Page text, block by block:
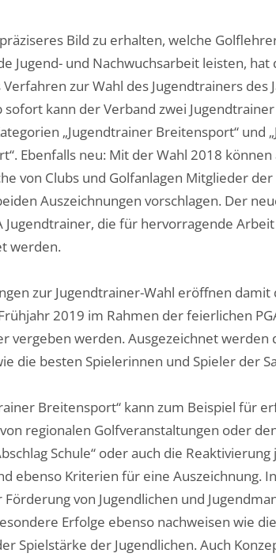
Bild zu erhalten, welche
Jugend- und Nachwuchsarbeit leisten, hat
zur Wahl des Jugendtrainers des
sofort kann der Verband zwei
„Jugendtrainer Breitensport“ und
Ebenfalls neu: Mit der Wahl 2018 können
von Clubs und Golfanlagen Mitglieder der
Auszeichnungen vorschlagen. Der
Jugendtrainer, die für hervorragende
werden.
zur Jugendtrainer-Wahl eröffnen damit
2019 im Rahmen der feierlichen
vergeben werden. Ausgezeichnet werden
die besten Spielerinnen und Spieler der
Breitensport“ kann zum Beispiel für
regionalen Golfveranstaltungen oder
Schule“ oder auch die
ebenso Kriterien für eine Auszeichnung.
Förderung von Jugendlichen und
Erfolge ebenso nachweisen wie
Spielstärke der Jugendlichen. Auch